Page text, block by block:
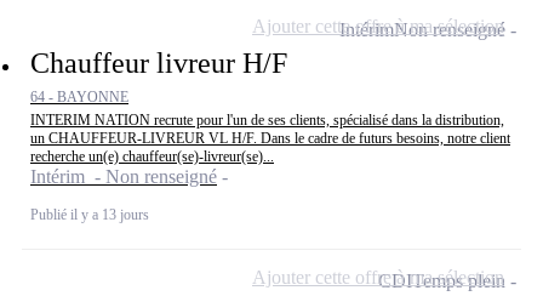
Chauffeur livreur H/F
64 - BAYONNE
INTERIM NATION recrute pour l'un de ses clients, spécialisé dans la distribution,
un CHAUFFEUR-LIVREUR VL H/F. Dans le cadre de futurs besoins, notre client
recherche un(e) chauffeur(se)-livreur(se)...
Intérim - Non renseigné
Publié il y a 13 jours
IntérimNon renseigné
Ajouter cette offre à ma sélection
CDITemps plein
Ajouter cette offre à ma sélection